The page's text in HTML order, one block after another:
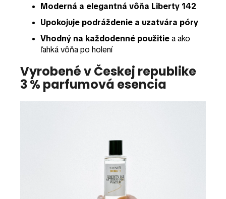
Moderná a elegantná vôňa Liberty 142
Upokojuje podráždenie a uzatvára póry
Vhodný na každodenné použitiea ako
ľahká vôňa po holení
Vyrobené v Českej republike
3 % parfumová esencia